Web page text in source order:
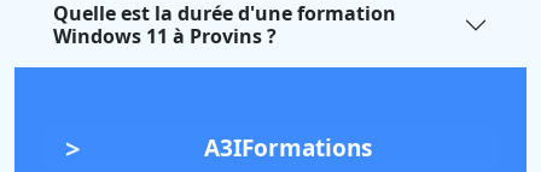
Quelle est la durée d'une formation
Windows 11 à Provins ?
A3IFormations